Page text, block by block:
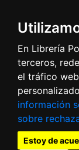
En Librería
terceros,
el tráfico
información
sobre
Estoy de